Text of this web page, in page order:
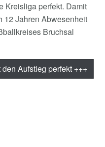
Kreisliga perfekt. Damit
12 Jahren Abwesenheit
Bruchsal
Aufstieg perfekt +++